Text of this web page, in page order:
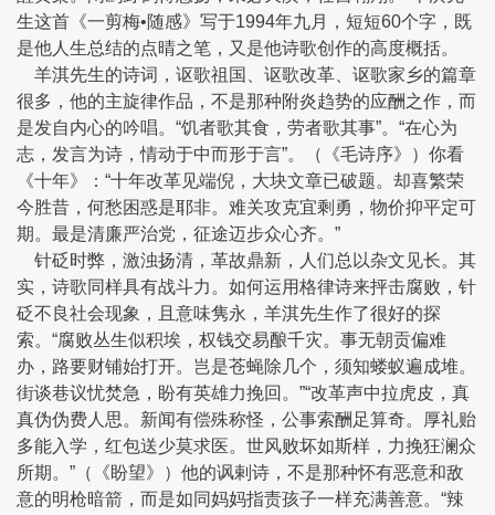
生这首《一剪梅•随感》写于1994年九月，短短60个字，既
是他人生总结的点晴之笔，又是他诗歌创作的高度概括。
羊淇先生的诗词，讴歌祖国、讴歌改革、讴歌家乡的篇章
很多，他的主旋律作品，不是那种附炎趋势的应酬之作，而
是发自内心的吟唱。“饥者歌其食，劳者歌其事”。“在心为
志，发言为诗，情动于中而形于言”。（《毛诗序》）你看
《十年》：“十年改革见端倪，大块文章已破题。却喜繁荣
今胜昔，何愁困惑是耶非。难关攻克宜剩勇，物价抑平定可
期。最是清廉严治党，征途迈步众心齐。”
针砭时弊，激浊扬清，革故鼎新，人们总以杂文见长。其
实，诗歌同样具有战斗力。如何运用格律诗来抨击腐败，针
砭不良社会现象，且意味隽永，羊淇先生作了很好的探
索。“腐败丛生似积埃，权钱交易酿千灾。事无朝贡偏难
办，路要财铺始打开。岂是苍蝇除几个，须知蝼蚁遍成堆。
街谈巷议忧焚急，盼有英雄力挽回。”“改革声中拉虎皮，真
真伪伪费人思。新闻有偿殊称怪，公事索酬足算奇。厚礼贻
多能入学，红包送少莫求医。世风败坏如斯样，力挽狂澜众
所期。”（《盼望》）他的讽剌诗，不是那种怀有恶意和敌
意的明枪暗箭，而是如同妈妈指责孩子一样充满善意。“辣